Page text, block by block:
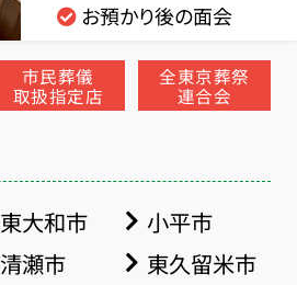
お預かり後の面会
市民葬儀
取扱指定店
全東京葬祭
連合会
東大和市
小平市
清瀬市
東久留米市